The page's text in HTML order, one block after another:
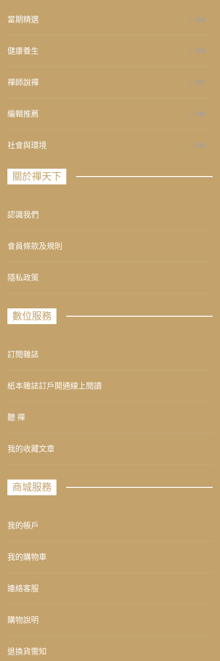
當期精選 658
健康養生 276
禪師說禪 267
編輯推薦 236
社會與環境 235
關於禪天下
認識我們
會員條款及規則
隱私政策
數位服務
訂閱雜誌
紙本雜誌訂戶開通線上閱讀
聽 禪
我的收藏文章
商城服務
我的帳戶
我的購物車
連絡客服
購物說明
退換貨需知